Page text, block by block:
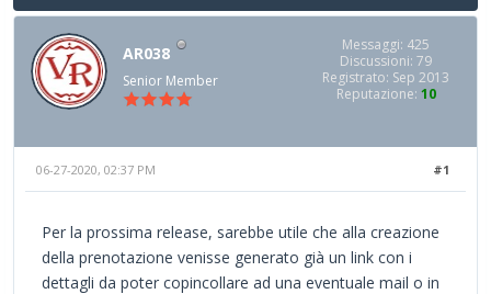
AR038
Senior Member
Messaggi: 425
Discussioni: 79
Registrato: Sep 2013
Reputazione: 10
#1
06-27-2020, 02:37 PM
Per la prossima release, sarebbe utile che alla creazione
della prenotazione venisse generato già un link con i
dettagli da poter copincollare ad una eventuale mail o in